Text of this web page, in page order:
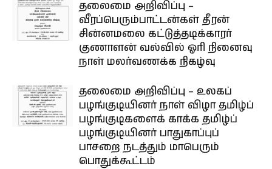
தலைமை அறிவிப்பு –
வீரப்பெரும்பாட்டன்கள் தீரன்
சின்னமலை கட்டுத்தடிக்காரர்
குணாளன் வல்வில் ஓரி நினைவு
நாள் மலர்வணக்க நிகழ்வு
தலைமை அறிவிப்பு – உலகப்
பழங்குடியினர் நாள் விழா தமிழ்ப்
பழங்குடிகளைக் காக்க தமிழ்ப்
பழங்குடியினர் பாதுகாப்புப்
பாசறை நடத்தும் மாபெரும்
பொதுக்கூட்டம்